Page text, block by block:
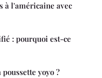
à l'américaine avec
: pourquoi est-ce
yoyo ?